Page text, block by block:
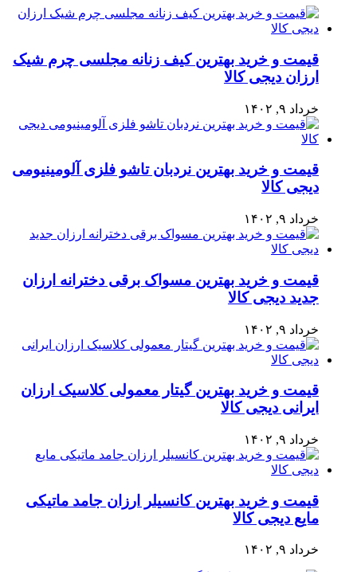
قیمت و خرید بهترین کیف زنانه مجلسی چرم شیک
ارزان دیجی کالا
خرداد ۹, ۱۴۰۲
قیمت و خرید بهترین نردبان تاشو فلزی آلومینیومی
دیجی کالا
خرداد ۹, ۱۴۰۲
قیمت و خرید بهترین مسواک برقی دخترانه ارزان
جدید دیجی کالا
خرداد ۹, ۱۴۰۲
قیمت و خرید بهترین گیتار معمولی کلاسیک ارزان
ایرانی دیجی کالا
خرداد ۹, ۱۴۰۲
قیمت و خرید بهترین کانسیلر ارزان جامد ماتیکی
مایع دیجی کالا
خرداد ۹, ۱۴۰۲